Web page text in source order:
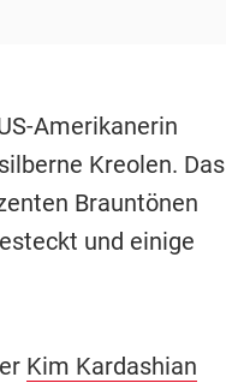
Amerikanerin
Kreolen. Das
Brauntönen
und einige
Kim Kardashian